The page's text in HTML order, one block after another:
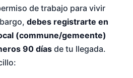
de trabajo para vivir
debes registrarte en
(commune/gemeente)
90 díasde tu llegada.